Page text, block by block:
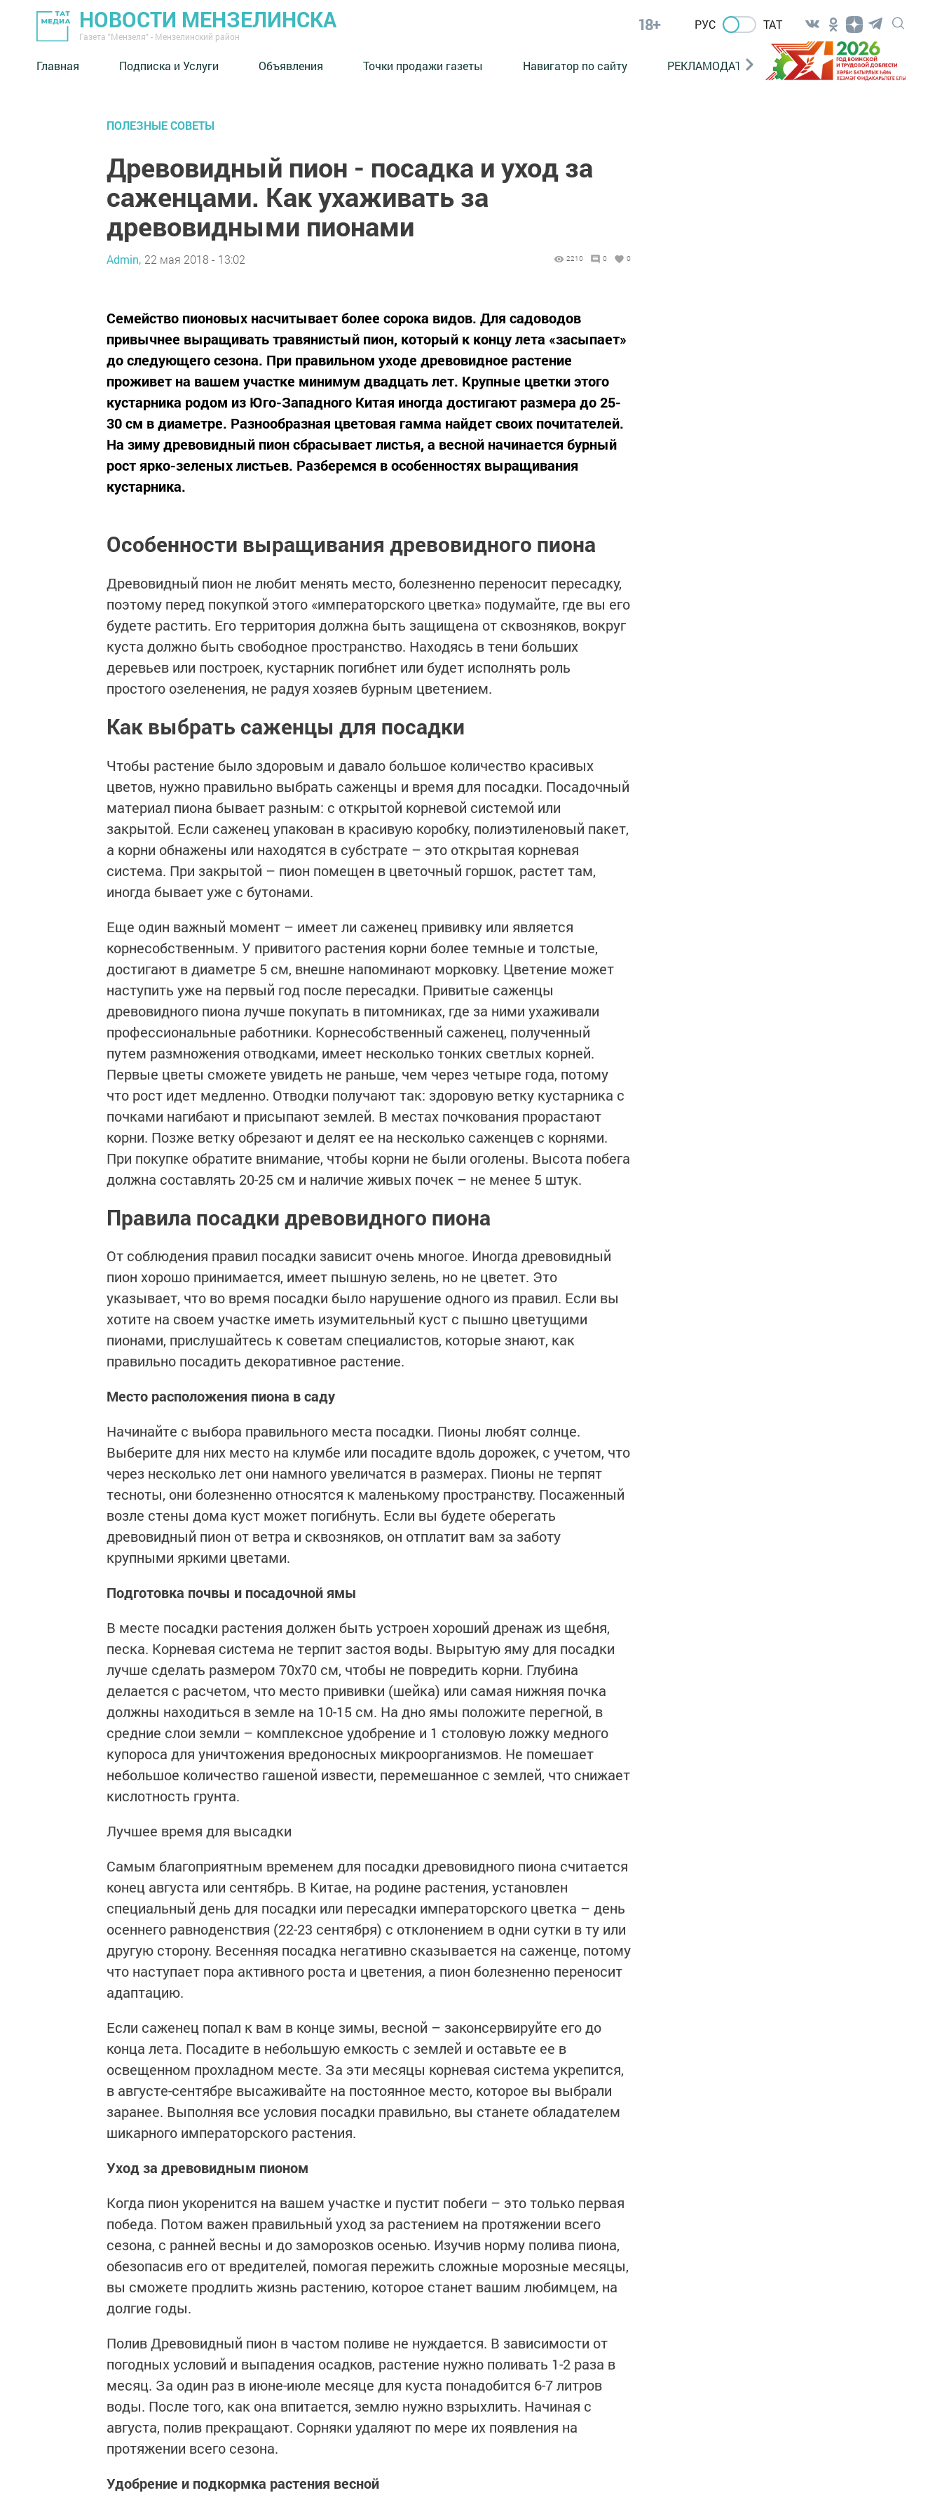
НОВОСТИ МЕНЗЕЛИНСКА
Газета "Мензеля" - Мензелинский район
18+ РУС ТАТ
Главная Подписка и Услуги Объявления Точки продажи газеты Навигатор по сайту РЕКЛАМОДАТЕЛЯМ
ПОЛЕЗНЫЕ СОВЕТЫ
Древовидный пион - посадка и уход за
саженцами. Как ухаживать за
древовидными пионами
Admin, 22 мая 2018 - 13:02 2210 0 0
Семейство пионовых насчитывает более сорока видов. Для садоводов
привычнее выращивать травянистый пион, который к концу лета «засыпает»
до следующего сезона. При правильном уходе древовидное растение
проживет на вашем участке минимум двадцать лет. Крупные цветки этого
кустарника родом из Юго-Западного Китая иногда достигают размера до 25-
30 см в диаметре. Разнообразная цветовая гамма найдет своих почитателей.
На зиму древовидный пион сбрасывает листья, а весной начинается бурный
рост ярко-зеленых листьев. Разберемся в особенностях выращивания
кустарника.
Особенности выращивания древовидного пиона
Древовидный пион не любит менять место, болезненно переносит пересадку,
поэтому перед покупкой этого «императорского цветка» подумайте, где вы его
будете растить. Его территория должна быть защищена от сквозняков, вокруг
куста должно быть свободное пространство. Находясь в тени больших
деревьев или построек, кустарник погибнет или будет исполнять роль
простого озеленения, не радуя хозяев бурным цветением.
Как выбрать саженцы для посадки
Чтобы растение было здоровым и давало большое количество красивых
цветов, нужно правильно выбрать саженцы и время для посадки. Посадочный
материал пиона бывает разным: с открытой корневой системой или
закрытой. Если саженец упакован в красивую коробку, полиэтиленовый пакет,
а корни обнажены или находятся в субстрате – это открытая корневая
система. При закрытой – пион помещен в цветочный горшок, растет там,
иногда бывает уже с бутонами.
Еще один важный момент – имеет ли саженец прививку или является
корнесобственным. У привитого растения корни более темные и толстые,
достигают в диаметре 5 см, внешне напоминают морковку. Цветение может
наступить уже на первый год после пересадки. Привитые саженцы
древовидного пиона лучше покупать в питомниках, где за ними ухаживали
профессиональные работники. Корнесобственный саженец, полученный
путем размножения отводками, имеет несколько тонких светлых корней.
Первые цветы сможете увидеть не раньше, чем через четыре года, потому
что рост идет медленно. Отводки получают так: здоровую ветку кустарника с
почками нагибают и присыпают землей. В местах почкования прорастают
корни. Позже ветку обрезают и делят ее на несколько саженцев с корнями.
При покупке обратите внимание, чтобы корни не были оголены. Высота побега
должна составлять 20-25 см и наличие живых почек – не менее 5 штук.
Правила посадки древовидного пиона
От соблюдения правил посадки зависит очень многое. Иногда древовидный
пион хорошо принимается, имеет пышную зелень, но не цветет. Это
указывает, что во время посадки было нарушение одного из правил. Если вы
хотите на своем участке иметь изумительный куст с пышно цветущими
пионами, прислушайтесь к советам специалистов, которые знают, как
правильно посадить декоративное растение.
Место расположения пиона в саду
Начинайте с выбора правильного места посадки. Пионы любят солнце.
Выберите для них место на клумбе или посадите вдоль дорожек, с учетом, что
через несколько лет они намного увеличатся в размерах. Пионы не терпят
тесноты, они болезненно относятся к маленькому пространству. Посаженный
возле стены дома куст может погибнуть. Если вы будете оберегать
древовидный пион от ветра и сквозняков, он отплатит вам за заботу
крупными яркими цветами.
Подготовка почвы и посадочной ямы
В месте посадки растения должен быть устроен хороший дренаж из щебня,
песка. Корневая система не терпит застоя воды. Вырытую яму для посадки
лучше сделать размером 70х70 см, чтобы не повредить корни. Глубина
делается с расчетом, что место прививки (шейка) или самая нижняя почка
должны находиться в земле на 10-15 см. На дно ямы положите перегной, в
средние слои земли – комплексное удобрение и 1 столовую ложку медного
купороса для уничтожения вредоносных микроорганизмов. Не помешает
небольшое количество гашеной извести, перемешанное с землей, что снижает
кислотность грунта.
Лучшее время для высадки
Самым благоприятным временем для посадки древовидного пиона считается
конец августа или сентябрь. В Китае, на родине растения, установлен
специальный день для посадки или пересадки императорского цветка – день
осеннего равноденствия (22-23 сентября) с отклонением в одни сутки в ту или
другую сторону. Весенняя посадка негативно сказывается на саженце, потому
что наступает пора активного роста и цветения, а пион болезненно переносит
адаптацию.
Если саженец попал к вам в конце зимы, весной – законсервируйте его до
конца лета. Посадите в небольшую емкость с землей и оставьте ее в
освещенном прохладном месте. За эти месяцы корневая система укрепится,
в августе-сентябре высаживайте на постоянное место, которое вы выбрали
заранее. Выполняя все условия посадки правильно, вы станете обладателем
шикарного императорского растения.
Уход за древовидным пионом
Когда пион укоренится на вашем участке и пустит побеги – это только первая
победа. Потом важен правильный уход за растением на протяжении всего
сезона, с ранней весны и до заморозков осенью. Изучив норму полива пиона,
обезопасив его от вредителей, помогая пережить сложные морозные месяцы,
вы сможете продлить жизнь растению, которое станет вашим любимцем, на
долгие годы.
Полив Древовидный пион в частом поливе не нуждается. В зависимости от
погодных условий и выпадения осадков, растение нужно поливать 1-2 раза в
месяц. За один раз в июне-июле месяце для куста понадобится 6-7 литров
воды. После того, как она впитается, землю нужно взрыхлить. Начиная с
августа, полив прекращают. Сорняки удаляют по мере их появления на
протяжении всего сезона.
Удобрение и подкормка растения весной